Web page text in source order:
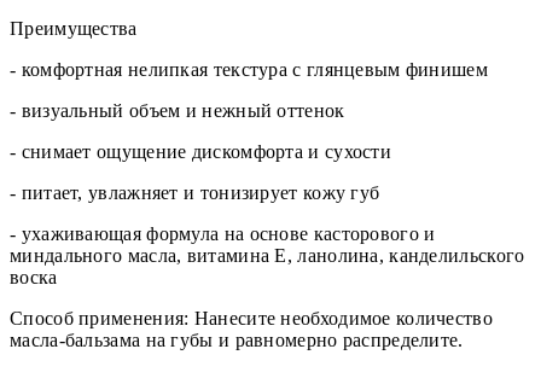
Преимущества
- комфортная нелипкая текстура с глянцевым финишем
- визуальный объем и нежный оттенок
- снимает ощущение дискомфорта и сухости
- питает, увлажняет и тонизирует кожу губ
- ухаживающая формула на основе касторового и
миндального масла, витамина Е, ланолина, канделильского
воска
Способ применения: Нанесите необходимое количество
масла-бальзама на губы и равномерно распределите.